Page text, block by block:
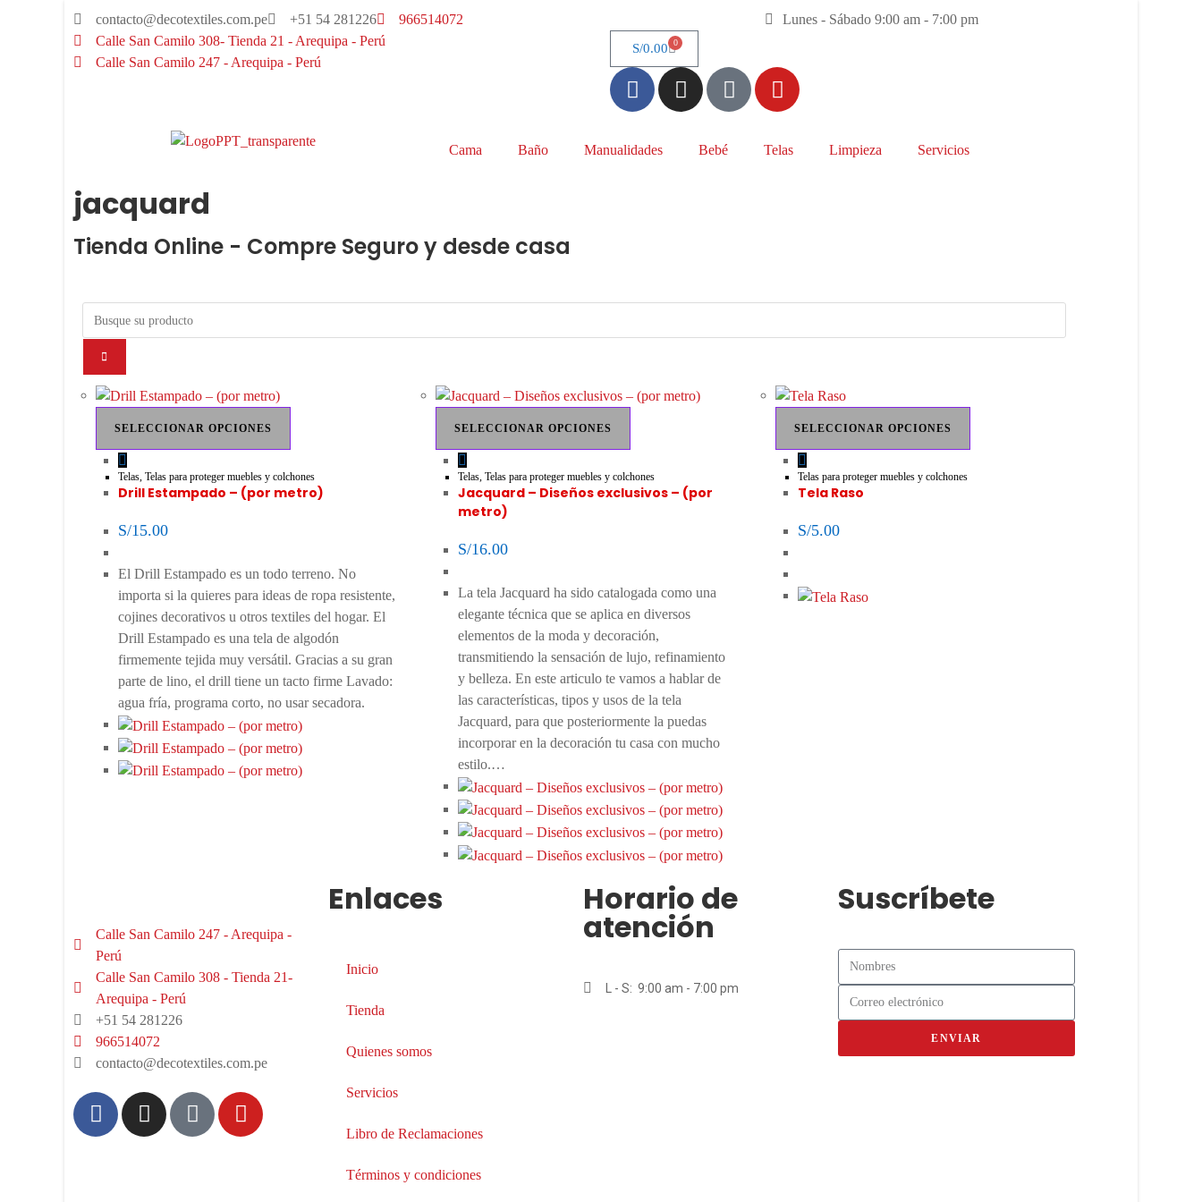
contacto@decotextiles.com.pe +51 54 281226
966514072
Calle San Camilo 308- Tienda 21 - Arequipa - Perú
Calle San Camilo 247 - Arequipa - Perú​
Lunes - Sábado 9:00 am - 7:00 pm
S/0.00 0
Cama Baño Manualidades Bebé Telas Limpieza Servicios
jacquard
Tienda Online - Compre Seguro y desde casa
SELECCIONAR OPCIONES
Telas, Telas para proteger muebles y colchones
Drill Estampado – (por metro)
S/15.00
El Drill Estampado es un todo terreno. No
importa si la quieres para ideas de ropa resistente,
cojines decorativos u otros textiles del hogar. El
Drill Estampado es una tela de algodón
firmemente tejida muy versátil. Gracias a su gran
parte de lino, el drill tiene un tacto firme Lavado:
agua fría, programa corto, no usar secadora.
SELECCIONAR OPCIONES
Telas, Telas para proteger muebles y colchones
Jacquard – Diseños exclusivos – (por
metro)
S/16.00
La tela Jacquard ha sido catalogada como una
elegante técnica que se aplica en diversos
elementos de la moda y decoración,
transmitiendo la sensación de lujo, refinamiento
y belleza. En este articulo te vamos a hablar de
las características, tipos y usos de la tela
Jacquard, para que posteriormente la puedas
incorporar en la decoración tu casa con mucho
estilo.…
SELECCIONAR OPCIONES
Telas para proteger muebles y colchones
Tela Raso
S/5.00
Calle San Camilo 247 - Arequipa -
Perú
Calle San Camilo 308 - Tienda 21-
Arequipa - Perú
+51 54 281226
966514072
contacto@decotextiles.com.pe
Enlaces
Inicio
Tienda
Quienes somos
Servicios
Libro de Reclamaciones
Términos y condiciones
Horario de
atención
L - S: 9:00 am - 7:00 pm
Suscríbete
ENVIAR